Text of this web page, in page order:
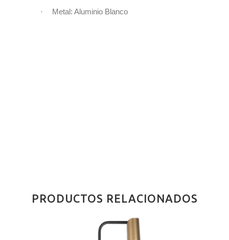
· Metal: Aluminio Blanco
PRODUCTOS RELACIONADOS